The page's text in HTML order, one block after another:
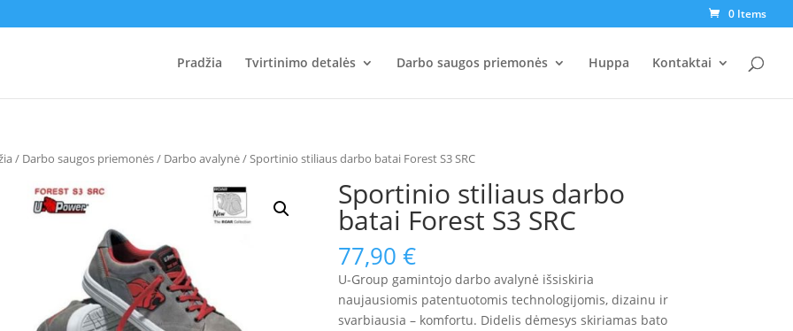
0 Items
Pradžia Tvirtinimo detalės Darbo saugos priemonės Huppa Kontaktai
/ Darbo saugos priemonės/ Darbo avalynė/ Sportinio stiliaus darbo batai Forest S3 SRC
Sportinio stiliaus darbo
batai Forest S3 SRC
77,90 €
U-Group gamintojo darbo avalynė išsiskiria
naujausiomis patentuotomis technologijomis, dizainu ir
svarbiausia – komfortu. Didelis dėmesys skiriamas bato